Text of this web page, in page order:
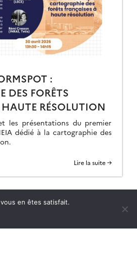
:
DES FORÊTS
RÉSOLUTION
les présentations du premier
dédié à la cartographie des
Lire la suite →
en êtes satisfait.